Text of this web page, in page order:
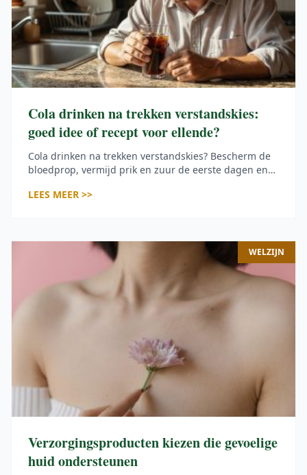
Cola drinken na trekken verstandskies:
goed idee of recept voor ellende?
Cola drinken na trekken verstandskies? Bescherm de
bloedprop, vermijd prik en zuur de eerste dagen en
LEES MEER >>
WELZIJN
Verzorgingsproducten kiezen die gevoelige
huid ondersteunen